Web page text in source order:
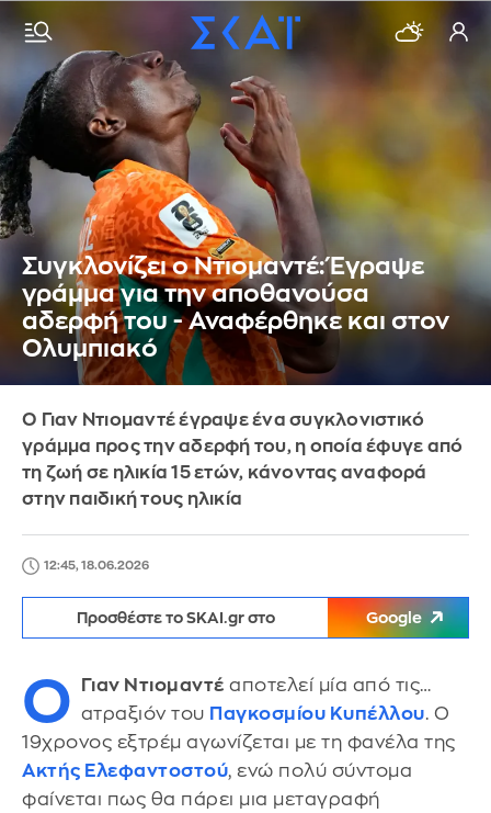
Συγκλονίζει ο Ντιομαντέ: Έγραψε
γράμμα για την αποθανούσα
αδερφή του - Αναφέρθηκε και στον
Ολυμπιακό
O Γιαν Ντιομαντέ έγραψε ένα συγκλονιστικό
γράμμα προς την αδερφή του, η οποία έφυγε από
τη ζωή σε ηλικία 15 ετών, κάνοντας αναφορά
στην παιδική τους ηλικία
12:45, 18.06.2026
Προσθέστε το SKAI.gr στο Google
Ο Γιαν Ντιομαντέ αποτελεί μία από τις…
ατραξιόν του Παγκοσμίου Κυπέλλου. Ο
19χρονος εξτρέμ αγωνίζεται με τη φανέλα της
Ακτής Ελεφαντοστού, ενώ πολύ σύντομα
φαίνεται πως θα πάρει μια μεταγραφή